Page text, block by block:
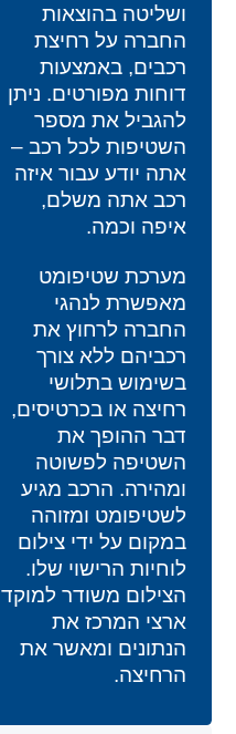
ושליטה בהוצאות
החברה על רחיצת
רכבים, באמצעות
דוחות מפורטים. ניתן
להגביל את מספר
השטיפות לכל רכב –
אתה יודע עבור איזה
רכב אתה משלם,
איפה וכמה.
מערכת שטיפומט
מאפשרת לנהגי
החברה לרחוץ את
רכביהם ללא צורך
בשימוש בתלושי
רחיצה או בכרטיסים,
דבר ההופך את
השטיפה לפשוטה
ומהירה. הרכב מגיע
לשטיפומט ומזוהה
במקום על ידי צילום
לוחיות הרישוי שלו.
הצילום משודר למוקד
ארצי המרכז את
הנתונים ומאשר את
הרחיצה.